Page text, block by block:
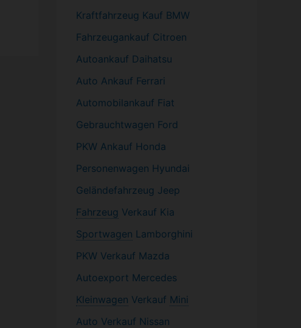
Kraftfahrzeug Kauf BMW
Fahrzeugankauf Citroen
Autoankauf Daihatsu
Auto Ankauf Ferrari
Automobilankauf Fiat
Gebrauchtwagen Ford
PKW Ankauf Honda
Personenwagen Hyundai
Geländefahrzeug Jeep
Fahrzeug Verkauf Kia
Sportwagen Lamborghini
PKW Verkauf Mazda
Autoexport Mercedes
Kleinwagen Verkauf Mini
Auto Verkauf Nissan